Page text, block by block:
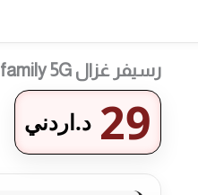
رسيفر غزال 999Q family 5G
29 د.اردني